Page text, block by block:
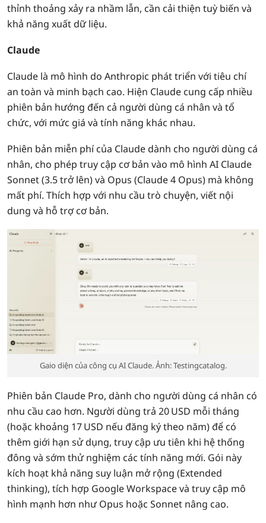
thỉnh thoảng xảy ra nhầm lẫn, cần cải thiện tuỳ biến và
khả năng xuất dữ liệu.
Claude
Claude là mô hình do Anthropic phát triển với tiêu chí
an toàn và minh bạch cao. Hiện Claude cung cấp nhiều
phiên bản hướng đến cả người dùng cá nhân và tổ
chức, với mức giá và tính năng khác nhau.
Phiên bản miễn phí của Claude dành cho người dùng cá
nhân, cho phép truy cập cơ bản vào mô hình AI Claude
Sonnet (3.5 trở lên) và Opus (Claude 4 Opus) mà không
mất phí. Thích hợp với nhu cầu trò chuyện, viết nội
dung và hỗ trợ cơ bản.
Gaio diện của công cụ AI Claude. Ảnh: Testingcatalog.
Phiên bản Claude Pro, dành cho người dùng cá nhân có
nhu cầu cao hơn. Người dùng trả 20 USD mỗi tháng
(hoặc khoảng 17 USD nếu đăng ký theo năm) để có
thêm giới hạn sử dụng, truy cập ưu tiên khi hệ thống
đông và sớm thử nghiệm các tính năng mới. Gói này
kích hoạt khả năng suy luận mở rộng (Extended
thinking), tích hợp Google Workspace và truy cập mô
hình mạnh hơn như Opus hoặc Sonnet nâng cao.